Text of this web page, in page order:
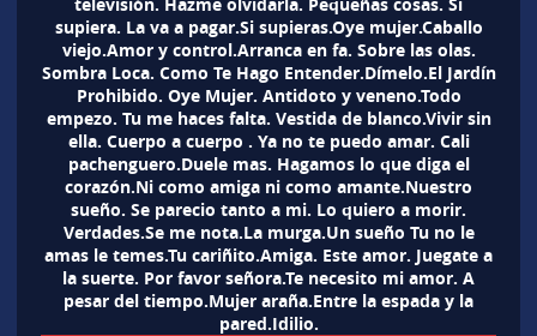
supiera. La va a pagar.Si supieras.Oye mujer.Caballo
viejo.Amor y control.Arranca en fa. Sobre las olas.
Sombra Loca. Como Te Hago Entender.Dímelo.El Jardín
Prohibido. Oye Mujer. Antidoto y veneno.Todo
empezo. Tu me haces falta. Vestida de blanco.Vivir sin
ella. Cuerpo a cuerpo . Ya no te puedo amar. Cali
pachenguero.Duele mas. Hagamos lo que diga el
corazón.Ni como amiga ni como amante.Nuestro
sueño. Se parecio tanto a mi. Lo quiero a morir.
Verdades.Se me nota.La murga.Un sueño Tu no le
amas le temes.Tu cariñito.Amiga. Este amor. Juegate a
la suerte. Por favor señora.Te necesito mi amor. A
pesar del tiempo.Mujer araña.Entre la espada y la
pared.Idilio.